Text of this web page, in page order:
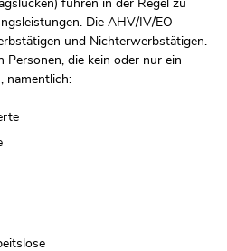
führen in der Regel zu
Die AHV/IV/EO
und Nichterwerbstätigen.
die kein oder nur ein
namentlich: